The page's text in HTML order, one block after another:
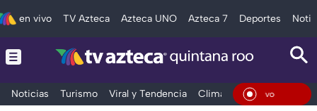
en vivo TV Azteca Azteca UNO Azteca 7 Deportes
Noticias Turismo Viral y Tendencia Clima Tráfico En